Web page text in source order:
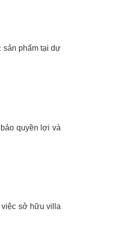
phẩm tại dự
quyền lợi và
việc sở hữu villa